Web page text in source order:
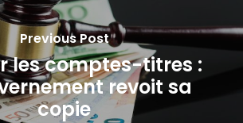
Previous Post
les comptes-titres :
revoit sa
copie